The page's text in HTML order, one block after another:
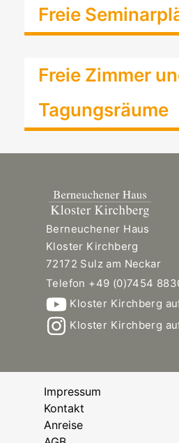
Freie
Freie Zimmer
Tagungsräume
Berneuchener Haus
Kloster Kirchberg
72172 Sulz am Neckar
Telefon +49 (0)7454
Kloster Kirchberg
Kloster Kirchberg
Impressum
Kontakt
Anreise